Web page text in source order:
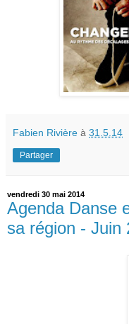
Fabien Rivière à 31.5.14
Partager
vendredi 30 mai 2014
Agenda Danse
sa région - Juin